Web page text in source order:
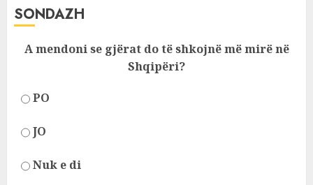
SONDAZH
A mendoni se gjërat do të shkojnë më mirë në
Shqipëri?
PO
JO
Nuk e di